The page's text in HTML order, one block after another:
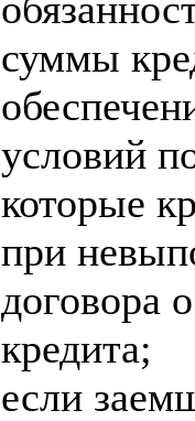
суммы
условий
которые
при
договора
кредита;
если